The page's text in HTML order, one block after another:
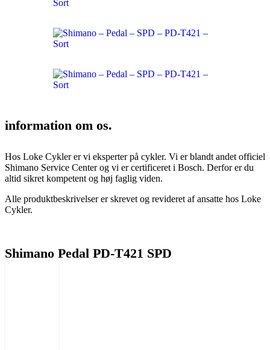
information om os.
Hos Loke Cykler er vi eksperter på cykler. Vi er blandt andet officiel
Shimano Service Center og vi er certificeret i Bosch. Derfor er du
altid sikret kompetent og høj faglig viden.
Alle produktbeskrivelser er skrevet og revideret af ansatte hos Loke
Cykler.
Shimano Pedal PD-T421 SPD